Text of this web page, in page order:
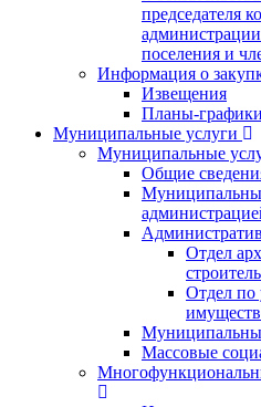
председателя
администрации
поселения и
Информация о
Извещения
Планы-
Муниципальные услуги
Муниципальные
Общие
Отдел
Отдел
Массовые